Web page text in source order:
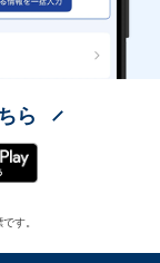
ら
す。